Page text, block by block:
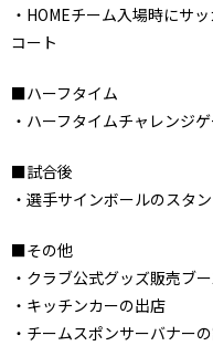
・HOMEチーム入場時にサ
コート
■ハーフタイム
・ハーフタイムチャレンジ
■試合後
・選手サインボールのスタ
■その他
・クラブ公式グッズ販売ブ
・キッチンカーの出店
・チームスポンサーバナー